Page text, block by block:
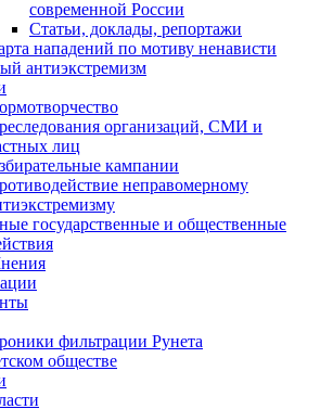
современной России
Статьи, доклады, репортажи
нападений по мотиву ненависти
антиэкстремизм
организаций, СМИ и
лиц
кампании
неправомерному
государственные и общественные
фильтрации Рунета
обществе